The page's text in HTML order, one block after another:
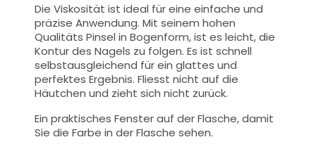
Die Viskosität ist ideal für eine einfache und
präzise Anwendung.Mit seinem hohen
QualitätsPinsel in Bogenform, ist es leicht, die
Kontur des Nagels zu folgen. Es ist schnell
selbstausgleichend für ein glattes und
perfektes Ergebnis. Fliesst nicht auf die
Häutchen und zieht sich nicht zurück.
Ein praktisches Fenster auf der Flasche, damit
Sie die Farbe in der Flasche sehen.